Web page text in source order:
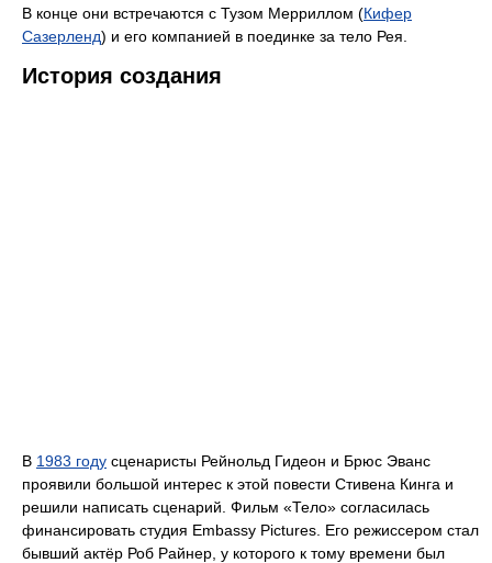
В конце они встречаются с Тузом Мерриллом (Кифер
Сазерленд) и его компанией в поединке за тело Рея.
История создания
В 1983 году сценаристы Рейнольд Гидеон и Брюс Эванс
проявили большой интерес к этой повести Стивена Кинга и
решили написать сценарий. Фильм «Тело» согласилась
финансировать студия Embassy Pictures. Его режиссером стал
бывший актёр Роб Райнер, у которого к тому времени был